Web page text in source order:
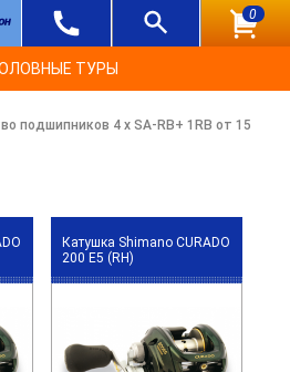
0
ТУРЫ
подшипников 4 x SA-RB+ 1RB от 15
Катушка Shimano CURADO
200 E5 (RH)